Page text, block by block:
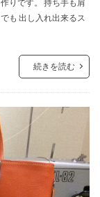
りです。 持ち手も肩
も 出し入れ出来るス
続きを読む